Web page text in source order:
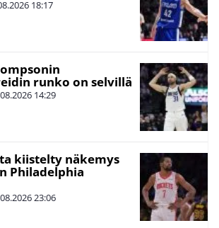
18:17
runko on selvillä
14:29
kiistelty näkemys
Philadelphia
23:06